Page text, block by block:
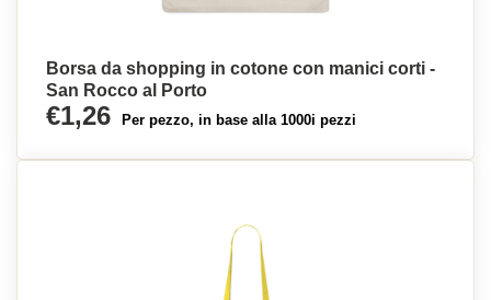
Borsa da shopping in cotone con manici corti -
San Rocco al Porto
€1,26 Per pezzo, in base alla 1000i pezzi